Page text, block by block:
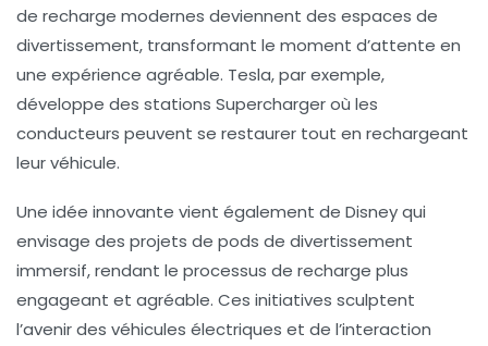
de recharge modernes deviennent des espaces de
divertissement, transformant le moment d’attente en
une expérience agréable. Tesla, par exemple,
développe des stations Superchargeroù les
conducteurs peuvent se restaurer tout en rechargeant
leur véhicule.
Une idée innovante vient également de Disney qui
envisage des projets de pods de divertissement
immersif, rendant le processus de recharge plus
engageant et agréable. Ces initiatives sculptent
l’avenir des véhicules électriques et de l’interaction